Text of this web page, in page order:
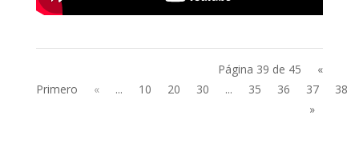
Página 39 de 45
«
Primero
« ... 10 20 30 ... 35 36 37
38
»